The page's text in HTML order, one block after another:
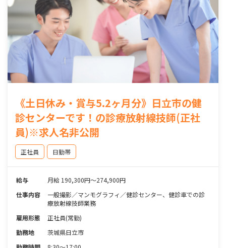
《土日休み・賞与5.2ヶ月分》日立市の健
診センターです！の診療放射線技師(正社
員)※求人名非公開
正社員 日勤帯
給与
月給 190,300円～274,900円
仕事内容
一般撮影／マンモグラフィ／健診センター、健診車での診
療放射線技師業務
雇用形態
正社員(常勤)
勤務地
茨城県日立市